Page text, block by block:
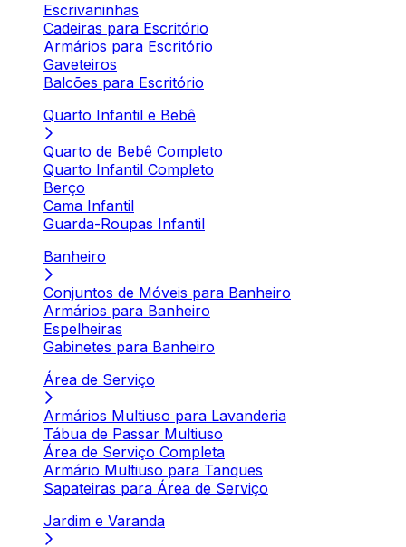
Escrivaninhas
Cadeiras para Escritório
Armários para Escritório
Gaveteiros
Balcões para Escritório
Quarto Infantil e Bebê
Quarto de Bebê Completo
Quarto Infantil Completo
Berço
Cama Infantil
Guarda-Roupas Infantil
Banheiro
Conjuntos de Móveis para Banheiro
Armários para Banheiro
Espelheiras
Gabinetes para Banheiro
Área de Serviço
Armários Multiuso para Lavanderia
Tábua de Passar Multiuso
Área de Serviço Completa
Armário Multiuso para Tanques
Sapateiras para Área de Serviço
Jardim e Varanda